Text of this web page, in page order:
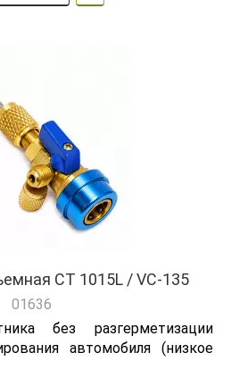
CT 1015L / VC-135
01636
без разгерметизации
автомобиля (низкое